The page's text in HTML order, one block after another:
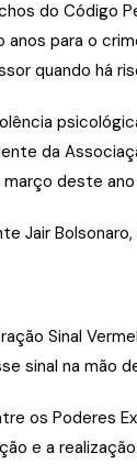
do Código
para o
quando há
da
deste
Jair
Sinal
sinal na mão
os Poderes
e a